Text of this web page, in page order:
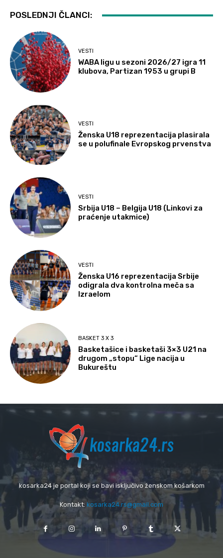
POSLEDNJI ČLANCI:
VESTI
WABA ligu u sezoni 2026/27 igra 11
klubova, Partizan 1953 u grupi B
VESTI
Ženska U18 reprezentacija plasirala
se u polufinale Evropskog prvenstva
VESTI
Srbija U18 – Belgija U18 (Linkovi za
praćenje utakmice)
VESTI
Ženska U16 reprezentacija Srbije
odigrala dva kontrolna meča sa
Izraelom
BASKET 3 X 3
Basketašice i basketaši 3×3 U21 na
drugom „stopu“ Lige nacija u
Bukureštu
kosarka24 je portal koji se bavi isključivo ženskom košarkom
Kontakt: kosarka24.rs@gmail.com